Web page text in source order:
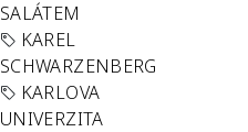
SALÁTEM
KAREL
SCHWARZENBERG
KARLOVA
UNIVERZITA